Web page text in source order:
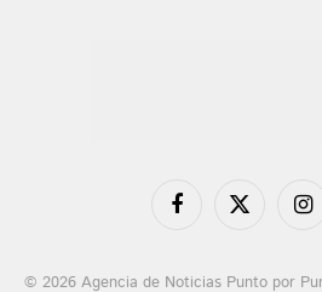
FacebookX
© 2026 Agencia de Noticias Punto por